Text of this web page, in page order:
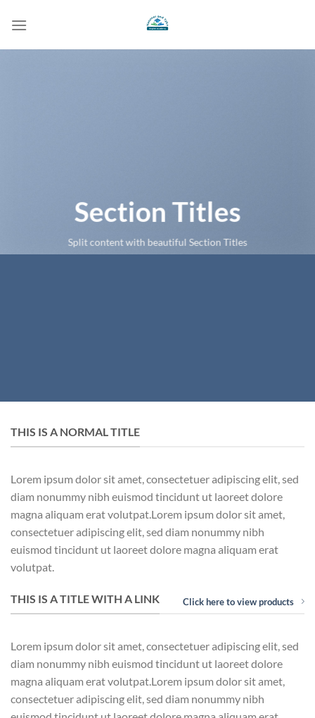
qua
Section Titles
Split content with beautiful Section Titles
THIS IS A NORMAL TITLE
Lorem ipsum dolor sit amet, consectetuer adipiscing elit, sed
diam nonummy nibh euismod tincidunt ut laoreet dolore
magna aliquam erat volutpat.Lorem ipsum dolor sit amet,
consectetuer adipiscing elit, sed diam nonummy nibh
euismod tincidunt ut laoreet dolore magna aliquam erat
volutpat.
THIS IS A TITLE WITH A LINK Click here to view products
Lorem ipsum dolor sit amet, consectetuer adipiscing elit, sed
diam nonummy nibh euismod tincidunt ut laoreet dolore
magna aliquam erat volutpat.Lorem ipsum dolor sit amet,
consectetuer adipiscing elit, sed diam nonummy nibh